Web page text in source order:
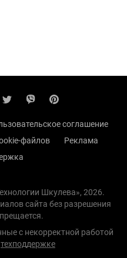
соглашение
файлов
Реклама
Шкулева», 2026.
сайта без разрешения
с некорректной работой
техподдержке